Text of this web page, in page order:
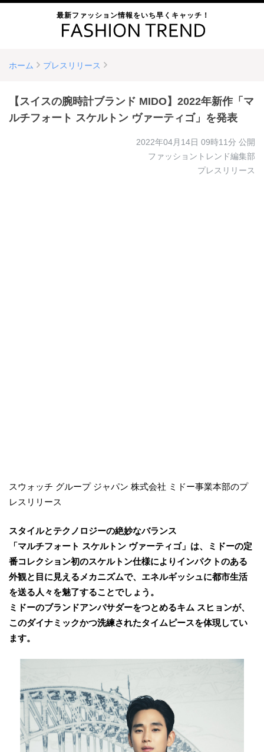
最新ファッション情報をいち早くキャッチ！
ホーム プレスリリース
【スイスの腕時計ブランド MIDO】2022年新作「マ
ルチフォート スケルトン ヴァーティゴ」を発表
2022年04月14日 09時11分 公開
ファッショントレンド編集部
プレスリリース
スウォッチ グループ ジャパン 株式会社 ミドー事業本部のプ
レスリリース
スタイルとテクノロジーの絶妙なバランス
「マルチフォート スケルトン ヴァーティゴ」は、ミドーの定
番コレクション初のスケルトン仕様によりインパクトのある
外観と目に見えるメカニズムで、エネルギッシュに都市生活
を送る人々を魅了することでしょう。
ミドーのブランドアンバサダーをつとめるキム スヒョンが、
このダイナミックかつ洗練されたタイムピースを体現してい
ます。